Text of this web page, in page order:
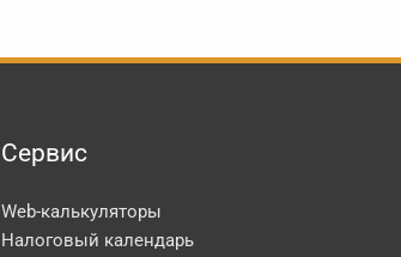
Сервис
Web-калькуляторы
Налоговый календарь